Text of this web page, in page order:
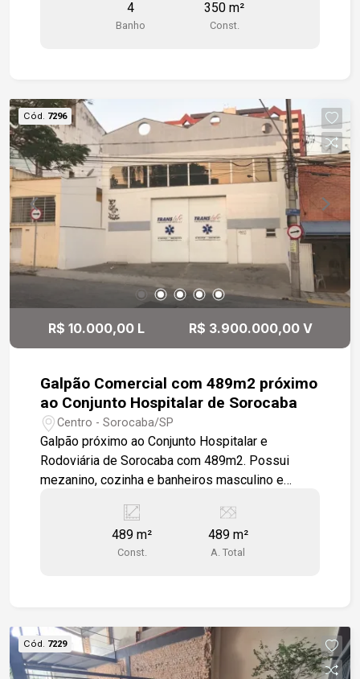
Diferenciais do imóvel: Ar-condicionado em
4
Banho
350 m²
Const.
Cód. 7296
R$ 10.000,00 L R$ 3.900.000,00 V
Galpão Comercial com 489m2 próximo
ao Conjunto Hospitalar de Sorocaba
Centro - Sorocaba/SP
Galpão próximo ao Conjunto Hospitalar e
Rodoviária de Sorocaba com 489m2. Possui
mezanino, cozinha e banheiros masculino e
inúmeras atividades, inclusive voltadas a suporte
e armazenagem de suplementos médicos.
489 m²
Const.
489 m²
A. Total
Cód. 7229